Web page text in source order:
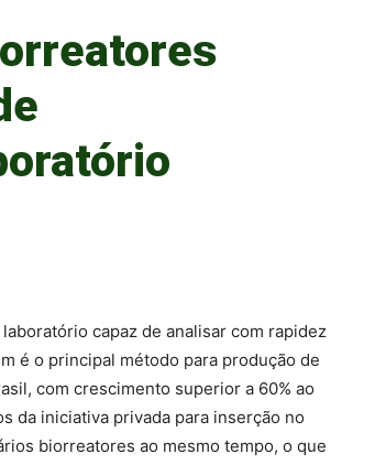
capaz de analisar com rapidez
é o principal método para produção de
com crescimento superior a 60% ao
da iniciativa privada para inserção no
biorreatores ao mesmo tempo, o que